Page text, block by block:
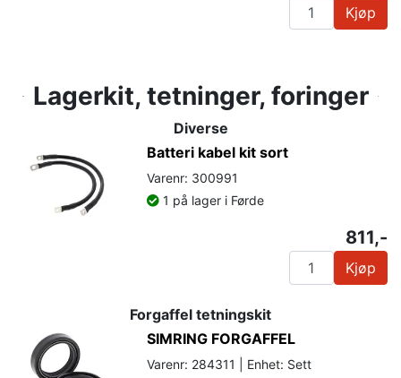
Kjøp
Lagerkit, tetninger, foringer
Diverse
Batteri kabel kit sort
Varenr: 300991
1 på lager i Førde
811,-
Kjøp
Forgaffel tetningskit
SIMRING FORGAFFEL
Varenr: 284311 | Enhet: Sett